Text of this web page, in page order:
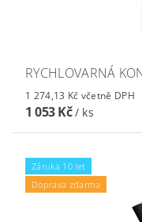
RYCHLOVARNÁ
1 274,13 Kč včetně DPH
1 053 Kč/ ks
Záruka 10 let
Doprava zdarma